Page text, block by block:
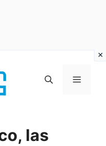
MENU
las